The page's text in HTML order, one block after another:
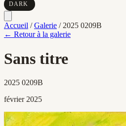
DARK
Accueil / Galerie / 2025 0209B
← Retour à la galerie
Sans titre
2025 0209B
février 2025